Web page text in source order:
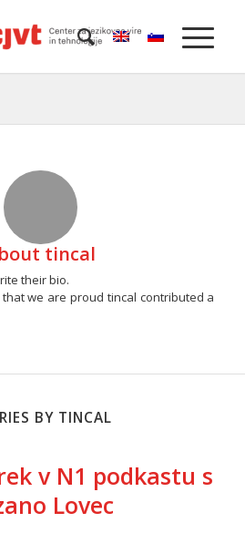
tincal
their bio.
we are proud tincal contributed a
BY TINCAL
v N1 podkastu s
Lovec